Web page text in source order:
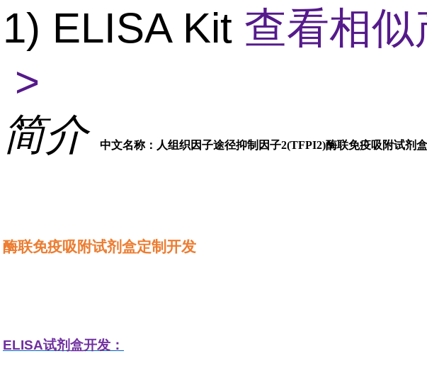
1) ELISA Kit 查看相似
>
简介
中文名称：人组织因子途径抑制因子2(TFPI2)酶联免疫吸附试剂盒
酶联免疫吸附试剂盒定制开发
ELISA试剂盒开发：